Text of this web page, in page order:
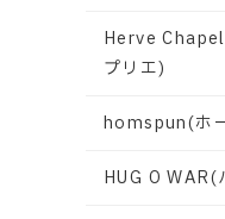
Herve
プリエ)
homspun(ホ
HUG O WAR(